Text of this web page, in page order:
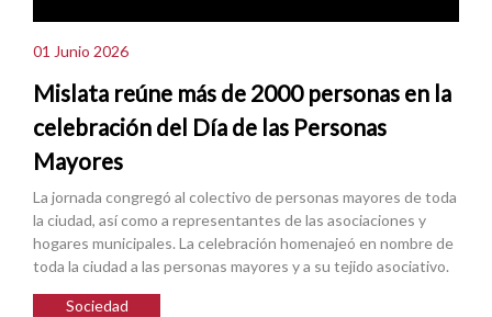
01 Junio 2026
Mislata reúne más de 2000 personas en la
celebración del Día de las Personas
Mayores
La jornada congregó al colectivo de personas mayores de toda
la ciudad, así como a representantes de las asociaciones y
hogares municipales. La celebración homenajeó en nombre de
toda la ciudad a las personas mayores y a su tejido asociativo.
Sociedad